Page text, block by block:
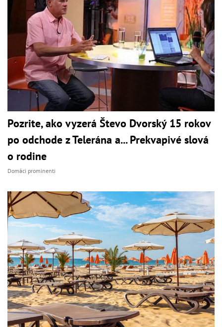
Pozrite, ako vyzerá Števo Dvorský 15 rokov
po odchode z Telerána a... Prekvapivé slová
o rodine
Domáci prominenti